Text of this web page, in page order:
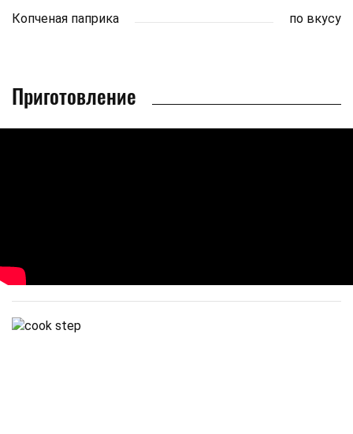
Копченая паприка
по вкусу
Приготовление